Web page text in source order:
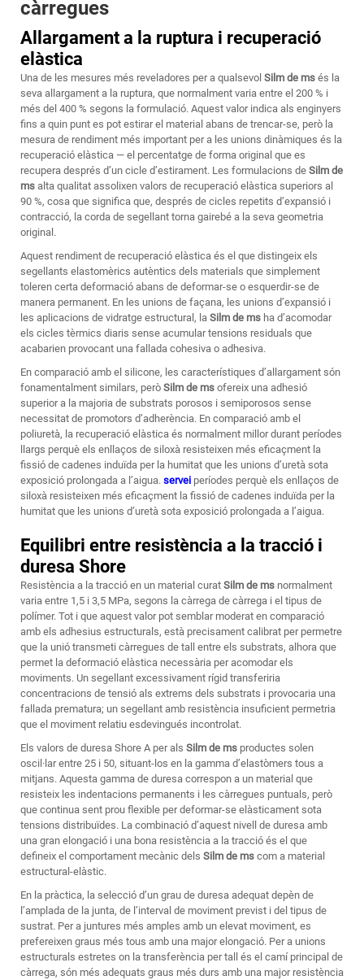
càrregues
Allargament a la ruptura i recuperació
elàstica
Una de les mesures més reveladores per a qualsevol Silm de ms és la
seva allargament a la ruptura, que normalment varia entre el 200 % i
més del 400 % segons la formulació. Aquest valor indica als enginyers
fins a quin punt es pot estirar el material abans de trencar-se, però la
mesura de rendiment més important per a les unions dinàmiques és la
recuperació elàstica — el percentatge de forma original que es
recupera després d’un cicle d’estirament. Les formulacions de Silm de
ms alta qualitat assolixen valors de recuperació elàstica superiors al
90 %, cosa que significa que, després de cicles repetits d’expansió i
contracció, la corda de segellant torna gairebé a la seva geometria
original.
Aquest rendiment de recuperació elàstica és el que distingeix els
segellants elastomèrics autèntics dels materials que simplement
toleren certa deformació abans de deformar-se o esquerdir-se de
manera permanent. En les unions de façana, les unions d’expansió i
les aplicacions de vidratge estructural, la Silm de ms ha d’acomodar
els cicles tèrmics diaris sense acumular tensions residuals que
acabarien provocant una fallada cohesiva o adhesiva.
En comparació amb el silicone, les característiques d’allargament són
fonamentalment similars, però Silm de ms ofereix una adhesió
superior a la majoria de substrats porosos i semiporosos sense
necessitat de promotors d’adherència. En comparació amb el
poliuretà, la recuperació elàstica és normalment millor durant períodes
llargs perquè els enllaços de siloxà resisteixen més eficaçment la
fissió de cadenes induïda per la humitat que les unions d’uretà sota
exposició prolongada a l’aigua. servei períodes perquè els enllaços de
siloxà resisteixen més eficaçment la fissió de cadenes induïda per la
humitat que les unions d’uretà sota exposició prolongada a l’aigua.
Equilibri entre resistència a la tracció i
duresa Shore
Resistència a la tracció en un material curat Silm de ms normalment
varia entre 1,5 i 3,5 MPa, segons la càrrega de càrrega i el tipus de
polímer. Tot i que aquest valor pot semblar moderat en comparació
amb els adhesius estructurals, està precisament calibrat per permetre
que la unió transmeti càrregues de tall entre els substrats, alhora que
permet la deformació elàstica necessària per acomodar els
moviments. Un segellant excessivament rígid transferiria
concentracions de tensió als extrems dels substrats i provocaria una
fallada prematura; un segellant amb resistència insuficient permetria
que el moviment relatiu esdevingués incontrolat.
Els valors de duresa Shore A per als Silm de ms productes solen
oscil·lar entre 25 i 50, situant-los en la gamma d’elastòmers tous a
mitjans. Aquesta gamma de duresa correspon a un material que
resisteix les indentacions permanents i les càrregues puntuals, però
que continua sent prou flexible per deformar-se elàsticament sota
tensions distribuïdes. La combinació d’aquest nivell de duresa amb
una gran elongació i una bona resistència a la tracció és el que
defineix el comportament mecànic dels Silm de ms com a material
estructural-elàstic.
En la pràctica, la selecció d’un grau de duresa adequat depèn de
l’amplada de la junta, de l’interval de moviment previst i del tipus de
sustrat. Per a juntures més amples amb un elevat moviment, es
prefereixen graus més tous amb una major elongació. Per a unions
estructurals estretes on la transferència per tall és el camí principal de
càrrega, són més adequats graus més durs amb una major resistència